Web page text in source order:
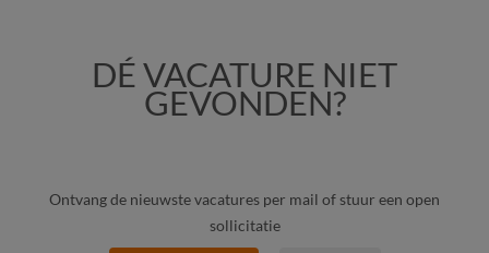
DÉ VACATURE NIET
GEVONDEN?
Ontvang de nieuwste vacatures per mail of stuur een open
sollicitatie